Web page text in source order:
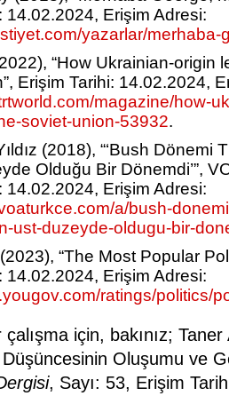
14.02.2024, Erişim Adresi:
yazarlar/
“How Ukrainian-origin
Erişim Tarihi: 14.02.2024,
magazine/how-
soviet-union-53932.
(2018), “‘Bush
Olduğu Bir Dönemdi’”,
14.02.2024, Erişim Adresi:
a/bush-
ust-duzeyde-oldugu-bir-
“The Most Popular
14.02.2024, Erişim Adresi:
ratings/politics/
için, bakınız;
Düşüncesinin Oluşumu ve
, Sayı: 53, Erişim